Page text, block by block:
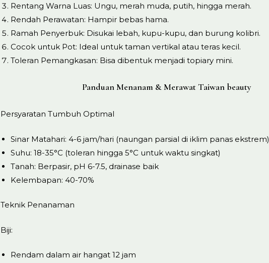
Rentang Warna Luas: Ungu, merah muda, putih, hingga merah.
Rendah Perawatan: Hampir bebas hama.
Ramah Penyerbuk: Disukai lebah, kupu-kupu, dan burung kolibri.
Cocok untuk Pot: Ideal untuk taman vertikal atau teras kecil.
Toleran Pemangkasan: Bisa dibentuk menjadi topiary mini.
Panduan Menanam & Merawat Taiwan beauty
Persyaratan Tumbuh Optimal
Sinar Matahari: 4-6 jam/hari (naungan parsial di iklim panas ekstrem)
Suhu: 18-35°C (toleran hingga 5°C untuk waktu singkat)
Tanah: Berpasir, pH 6-7.5, drainase baik
Kelembapan: 40-70%
Teknik Penanaman
Biji:
Rendam dalam air hangat 12 jam